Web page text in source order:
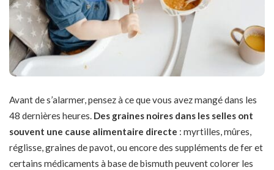
Avant de s’alarmer, pensez à ce que vous avez mangé dans les
48 dernières heures. Des graines noires dans les selles ont
souvent une cause alimentaire directe : myrtilles, mûres,
réglisse, graines de pavot, ou encore des suppléments de fer et
certains médicaments à base de bismuth peuvent colorer les